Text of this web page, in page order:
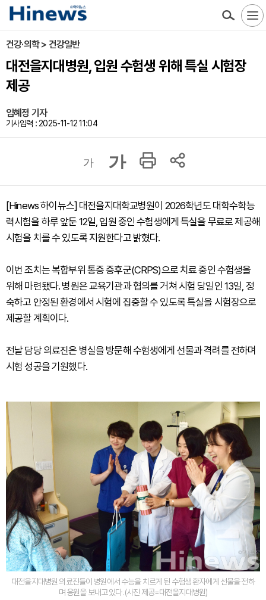
건강·의학 > 건강일반
대전을지대병원, 입원 수험생 위해 특실 시험장
제공
임혜정 기자
기사입력 : 2025-11-12 11:04
가 가
[Hinews 하이뉴스] 대전을지대학교병원이 2026학년도 대학수학능
력시험을 하루 앞둔 12일, 입원 중인 수험생에게 특실을 무료로 제공해
시험을 치를 수 있도록 지원한다고 밝혔다.
이번 조치는 복합부위 통증 증후군(CRPS)으로 치료 중인 수험생을
위해 마련됐다. 병원은 교육기관과 협의를 거쳐 시험 당일인 13일, 정
숙하고 안정된 환경에서 시험에 집중할 수 있도록 특실을 시험장으로
제공할 계획이다.
전날 담당 의료진은 병실을 방문해 수험생에게 선물과 격려를 전하며
시험 성공을 기원했다.
대전을지대병원 의료진들이 병원에서 수능을 치르게 된 수험생 환자에게 선물을 전하
며 응원을 보내고 있다. (사진 제공=대전을지대병원)